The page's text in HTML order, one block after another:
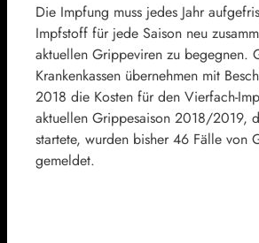
Die Impfung muss jedes Jahr
Impfstoff für jede Saison neu
aktuellen Grippeviren zu begegnen.
Krankenkassen übernehmen mit
2018 die Kosten für den Vierfach-
aktuellen Grippesaison 2018/2019,
startete, wurden bisher 46 Fälle von
gemeldet.